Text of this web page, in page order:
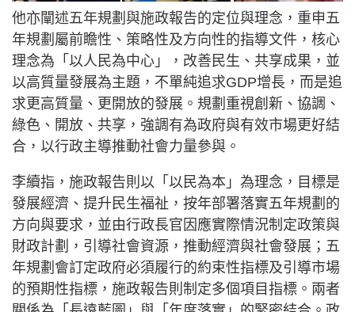
他亦闡述五年規劃與施政報告的定位與理念，重申五
年規劃屬前瞻性、策略性及方向性的指導文件，核心
理念為「以人民為中心」，改善民生、共享成果，並
以高質量發展為主題，不單純追求GDP增長，而是追
求更高質量、更開放的發展。規劃重視創新、協調、
綠色、開放、共享，強調有為政府與有效市場更好結
合，以行政主導推動社會力量參與。
李續指，施政報告則以「以民為本」為理念，目標是
發展經濟、提升民生福祉，按年部署落實五年規劃的
方向與要求，並由行政長官因應實際情況制定政策與
財政計劃，引導社會資源，推動經濟與社會發展；五
年規劃會訂定政府必須履行的約束性指標及引導市場
的預期性指標，施政報告則制定多個項目指標。兩者